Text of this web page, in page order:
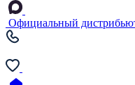
Официальный